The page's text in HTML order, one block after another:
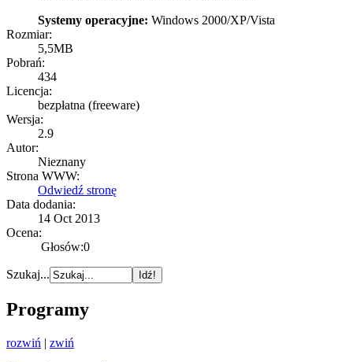
Systemy operacyjne: Windows 2000/XP/Vista
Rozmiar:
5,5MB
Pobrań:
434
Licencja:
bezpłatna (freeware)
Wersja:
2.9
Autor:
Nieznany
Strona WWW:
Odwiedź stronę
Data dodania:
14 Oct 2013
Ocena:
Głosów:0
Szukaj...
Programy
rozwiń | zwiń